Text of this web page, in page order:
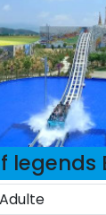
legends
Adulte